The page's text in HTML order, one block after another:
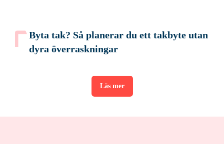
Byta tak? Så planerar du ett takbyte utan
dyra överraskningar
Läs mer